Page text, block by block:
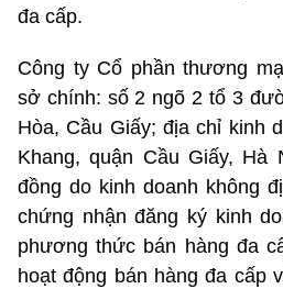
đa cấp.
Công ty Cổ phần thương
sở chính: số 2 ngõ 2 tổ 3
Hòa, Cầu Giấy; địa chỉ kinh
Khang, quận Cầu Giấy, Hà
đồng do kinh doanh không
chứng nhận đăng ký kinh
phương thức bán hàng đa
hoạt động bán hàng đa cấp